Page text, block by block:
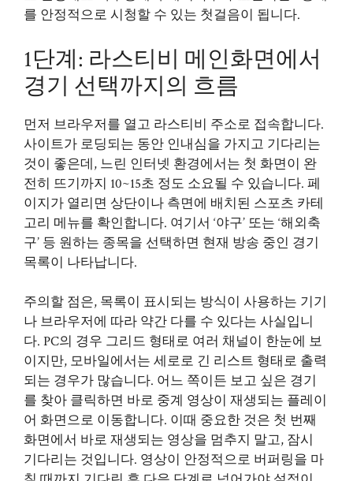
를 안정적으로 시청할 수 있는 첫걸음이 됩니다.
1단계: 라스티비 메인화면에서
경기 선택까지의 흐름
먼저 브라우저를 열고 라스티비 주소로 접속합니다.
사이트가 로딩되는 동안 인내심을 가지고 기다리는
것이 좋은데, 느린 인터넷 환경에서는 첫 화면이 완
전히 뜨기까지 10~15초 정도 소요될 수 있습니다. 페
이지가 열리면 상단이나 측면에 배치된 스포츠 카테
고리 메뉴를 확인합니다. 여기서 ‘야구’ 또는 ‘해외축
구’ 등 원하는 종목을 선택하면 현재 방송 중인 경기
목록이 나타납니다.
주의할 점은, 목록이 표시되는 방식이 사용하는 기기
나 브라우저에 따라 약간 다를 수 있다는 사실입니
다. PC의 경우 그리드 형태로 여러 채널이 한눈에 보
이지만, 모바일에서는 세로로 긴 리스트 형태로 출력
되는 경우가 많습니다. 어느 쪽이든 보고 싶은 경기
를 찾아 클릭하면 바로 중계 영상이 재생되는 플레이
어 화면으로 이동합니다. 이때 중요한 것은 첫 번째
화면에서 바로 재생되는 영상을 멈추지 말고, 잠시
기다리는 것입니다. 영상이 안정적으로 버퍼링을 마